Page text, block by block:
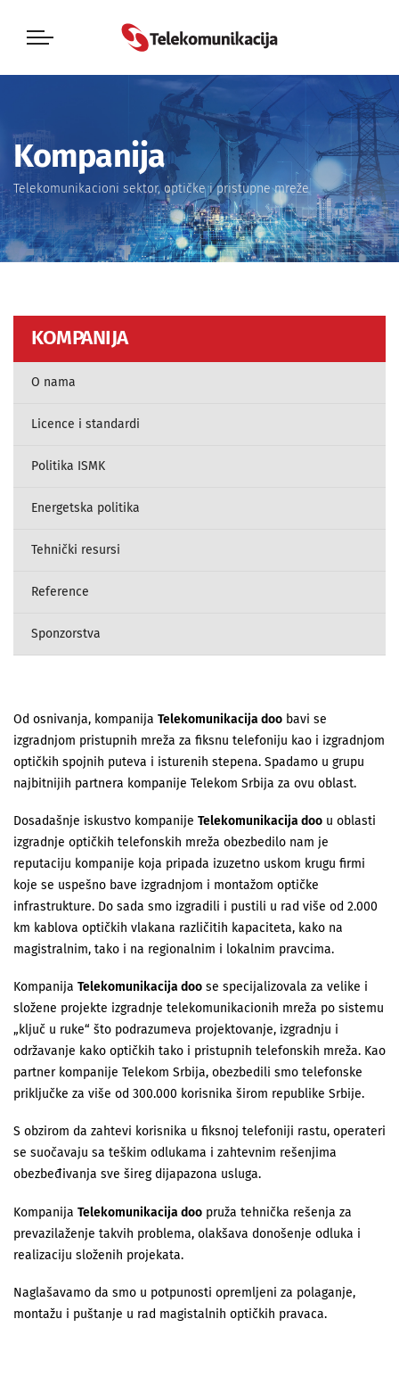
Kompanija
Telekomunikacioni sektor, optičke i pristupne mreže
KOMPANIJA
O nama
Licence i standardi
Politika ISMK
Energetska politika
Tehnički resursi
Reference
Sponzorstva
Od osnivanja, kompanija Telekomunikacija doo bavi se
izgradnjom pristupnih mreža za fiksnu telefoniju kao i izgradnjom
optičkih spojnih puteva i isturenih stepena. Spadamo u grupu
najbitnijih partnera kompanije Telekom Srbija za ovu oblast.
Dosadašnje iskustvo kompanije Telekomunikacija doo u oblasti
izgradnje optičkih telefonskih mreža obezbedilo nam je
reputaciju kompanije koja pripada izuzetno uskom krugu firmi
koje se uspešno bave izgradnjom i montažom optičke
infrastrukture. Do sada smo izgradili i pustili u rad više od 2.000
km kablova optičkih vlakana različitih kapaciteta, kako na
magistralnim, tako i na regionalnim i lokalnim pravcima.
Kompanija Telekomunikacija doo se specijalizovala za velike i
složene projekte izgradnje telekomunikacionih mreža po sistemu
„ključ u ruke“ što podrazumeva projektovanje, izgradnju i
održavanje kako optičkih tako i pristupnih telefonskih mreža. Kao
partner kompanije Telekom Srbija, obezbedili smo telefonske
priključke za više od 300.000 korisnika širom republike Srbije.
S obzirom da zahtevi korisnika u fiksnoj telefoniji rastu, operateri
se suočavaju sa teškim odlukama i zahtevnim rešenjima
obezbeđivanja sve šireg dijapazona usluga.
Kompanija Telekomunikacija doo pruža tehnička rešenja za
prevazilaženje takvih problema, olakšava donošenje odluka i
realizaciju složenih projekata.
Naglašavamo da smo u potpunosti opremljeni za polaganje,
montažu i puštanje u rad magistalnih optičkih pravaca.